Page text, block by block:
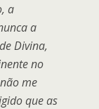
a
a
Divina,
no
me
que as